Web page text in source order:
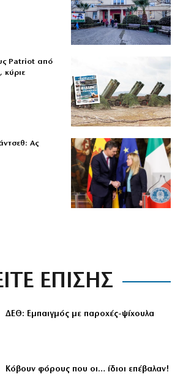
Patriot από
κύριε
Ας
ΕΠΙΣΗΣ
ΔΕΘ: Εμπαιγμός με παροχές-ψίχουλα
Κόβουν φόρους που οι… ίδιοι επέβαλαν!